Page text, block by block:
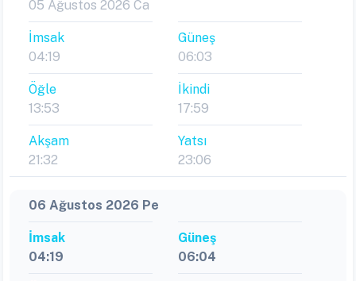
05 Ağustos 2026 Ca
İmsak
04:19
Güneş
06:03
Öğle
13:53
İkindi
17:59
Akşam
21:32
Yatsı
23:06
06 Ağustos 2026 Pe
İmsak
04:19
Güneş
06:04